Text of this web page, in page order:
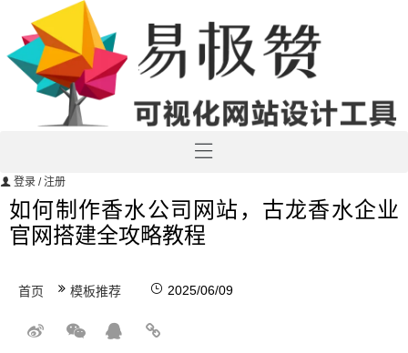
登录 / 注册
如何制作香水公司网站，古龙香水企业
官网搭建全攻略教程
首页 模板推荐 2025/06/09